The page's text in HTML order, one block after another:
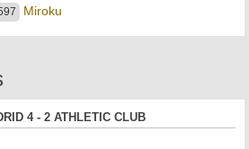
Miroku
4 - 2 ATHLETIC CLUB